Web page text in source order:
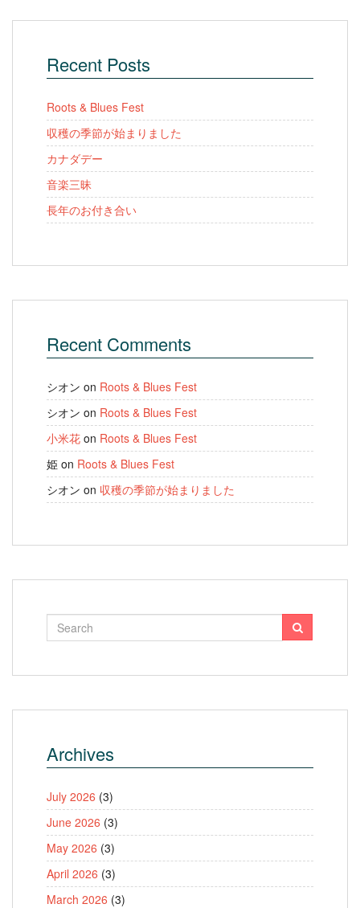
Recent Posts
Roots & Blues Fest
収穫の季節が始まりました
カナダデー
音楽三昧
長年のお付き合い
Recent Comments
シオン on Roots & Blues Fest
シオン on Roots & Blues Fest
小米花 on Roots & Blues Fest
姫 on Roots & Blues Fest
シオン on 収穫の季節が始まりました
Archives
July 2026 (3)
June 2026 (3)
May 2026 (3)
April 2026 (3)
March 2026 (3)